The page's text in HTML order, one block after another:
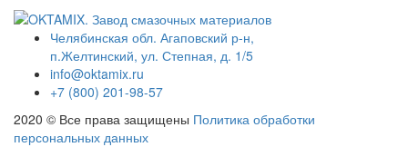
Челябинская обл. Агаповский р-н,
п.Желтинский, ул. Степная, д. 1/5
info@oktamix.ru
+7 (800) 201-98-57
2020 © Все права защищены Политика обработки
персональных данных